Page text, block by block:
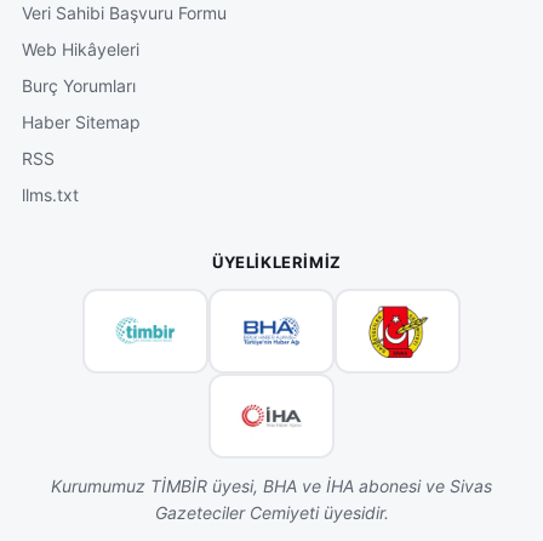
Veri Sahibi Başvuru Formu
Web Hikâyeleri
Burç Yorumları
Haber Sitemap
RSS
llms.txt
ÜYELIKLERIMIZ
Kurumumuz TİMBİR üyesi, BHA ve İHA abonesi ve Sivas
Gazeteciler Cemiyeti üyesidir.